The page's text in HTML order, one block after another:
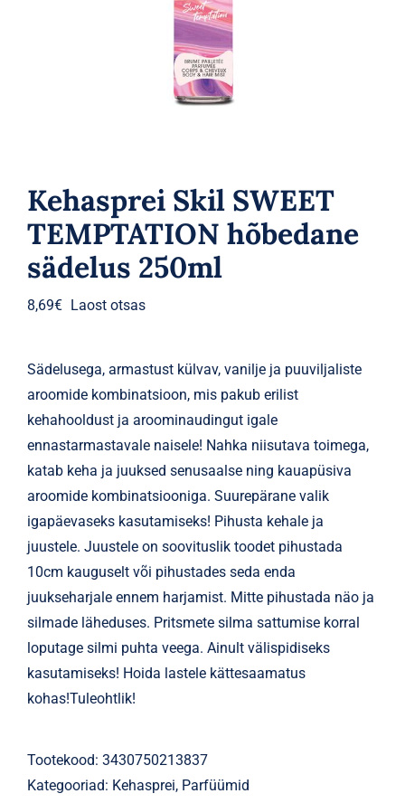
Kehasprei Skil SWEET
TEMPTATION hõbedane
sädelus 250ml
8,69€ Laost otsas
Sädelusega, armastust külvav, vanilje ja puuviljaliste
aroomide kombinatsioon, mis pakub erilist
kehahooldust ja aroominaudingut igale
ennastarmastavale naisele! Nahka niisutava toimega,
katab keha ja juuksed senusaalse ning kauapüsiva
aroomide kombinatsiooniga. Suurepärane valik
igapäevaseks kasutamiseks! Pihusta kehale ja
juustele. Juustele on soovituslik toodet pihustada
10cm kauguselt või pihustades seda enda
juukseharjale ennem harjamist. Mitte pihustada näo ja
silmade läheduses. Pritsmete silma sattumise korral
loputage silmi puhta veega. Ainult välispidiseks
kasutamiseks! Hoida lastele kättesaamatus
kohas!Tuleohtlik!
Tootekood: 3430750213837
Kategooriad: Kehasprei, Parfüümid